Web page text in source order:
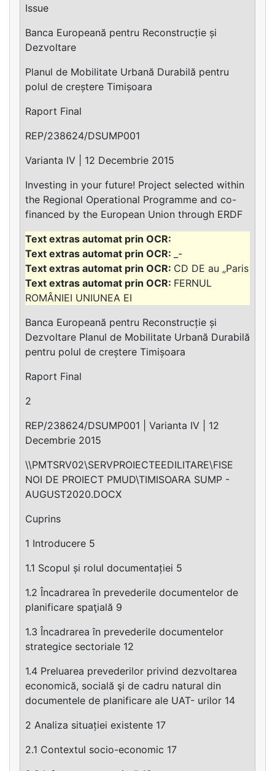
Issue
Banca Europeană pentru Reconstrucție și
Dezvoltare
Planul de Mobilitate Urbană Durabilă pentru
polul de creștere Timișoara
Raport Final
REP/238624/DSUMP001
Varianta IV | 12 Decembrie 2015
Investing in your future! Project selected within
the Regional Operational Programme and co-
financed by the European Union through ERDF
_-
CD DE au „Paris
FERNUL
ROMÂNIEI UNIUNEA EI
Banca Europeană pentru Reconstrucție și
Dezvoltare Planul de Mobilitate Urbană Durabilă
pentru polul de creștere Timișoara
Raport Final
2
REP/238624/DSUMP001 | Varianta IV | 12
Decembrie 2015
\\PMTSRV02\SERVPROIECTEEDILITARE\FISE
NOI DE PROIECT PMUD\TIMISOARA SUMP -
AUGUST2020.DOCX
Cuprins
1 Introducere 5
1.1 Scopul și rolul documentației 5
1.2 Încadrarea în prevederile documentelor de
planificare spaţială 9
1.3 Încadrarea în prevederile documentelor
strategice sectoriale 12
1.4 Preluarea prevederilor privind dezvoltarea
economică, socială şi de cadru natural din
documentele de planificare ale UAT- urilor 14
2 Analiza situației existente 17
2.1 Contextul socio-economic 17